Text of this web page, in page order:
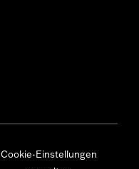
Cookie-Einstellungen